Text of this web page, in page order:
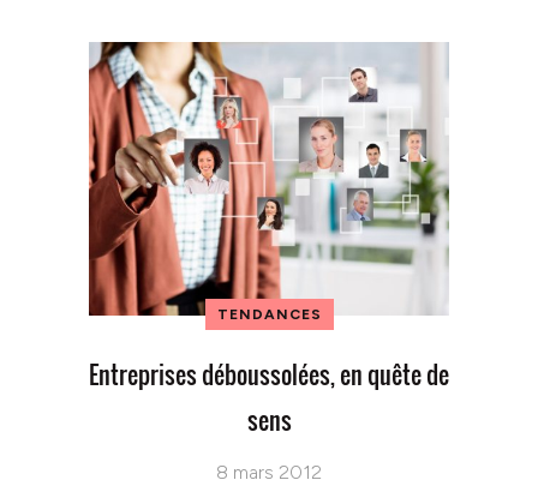
TENDANCES
Entreprises déboussolées, en quête de
sens
8 mars 2012